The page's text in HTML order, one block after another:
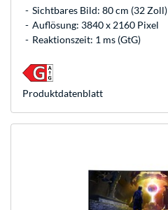
Sichtbares Bild: 80 cm (32 Zoll)
Auflösung: 3840 x 2160 Pixel
Reaktionszeit: 1 ms (GtG)
Produkt­datenblatt